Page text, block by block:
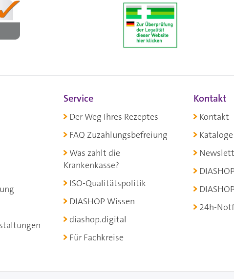
Service
Der Weg Ihres Rezeptes
FAQ Zuzahlungsbefreiung
Was zahlt die
Krankenkasse?
ISO-Qualitätspolitik
DIASHOP Wissen
diashop.digital
Für Fachkreise
Kontakt
Kontakt
24h-